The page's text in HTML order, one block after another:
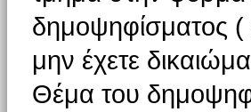
δημοψηφίσματος (
μην έχετε
Θέμα του